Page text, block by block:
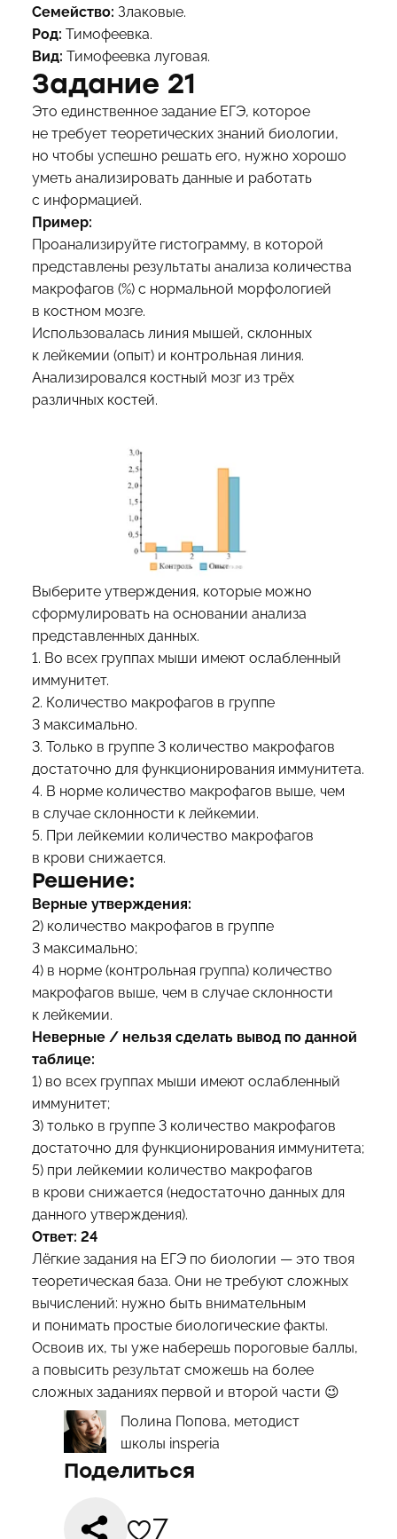
Семейство: Злаковые.
Род: Тимофеевка.
Вид: Тимофеевка луговая.
Задание 21
Это единственное задание ЕГЭ, которое
не требует теоретических знаний биологии,
но чтобы успешно решать его, нужно хорошо
уметь анализировать данные и работать
с информацией.
Пример:
Проанализируйте гистограмму, в которой
представлены результаты анализа количества
макрофагов (%) с нормальной морфологией
в костном мозге.
Использовалась линия мышей, склонных
к лейкемии (опыт) и контрольная линия.
Анализировался костный мозг из трёх
различных костей.
Выберите утверждения, которые можно
сформулировать на основании анализа
представленных данных.
1. Во всех группах мыши имеют ослабленный
иммунитет.
2. Количество макрофагов в группе
3 максимально.
3. Только в группе 3 количество макрофагов
достаточно для функционирования иммунитета.
4. В норме количество макрофагов выше, чем
в случае склонности к лейкемии.
5. При лейкемии количество макрофагов
в крови снижается.
Решение:
Верные утверждения:
2) количество макрофагов в группе
3 максимально;
4) в норме (контрольная группа) количество
макрофагов выше, чем в случае склонности
к лейкемии.
Неверные / нельзя сделать вывод по данной
таблице:
1) во всех группах мыши имеют ослабленный
иммунитет;
3) только в группе 3 количество макрофагов
достаточно для функционирования иммунитета;
5) при лейкемии количество макрофагов
в крови снижается (недостаточно данных для
данного утверждения).
Ответ: 24
Лёгкие задания на ЕГЭ по биологии — это твоя
теоретическая база. Они не требуют сложных
вычислений: нужно быть внимательным
и понимать простые биологические факты.
Освоив их, ты уже наберешь пороговые баллы,
а повысить результат сможешь на более
сложных заданиях первой и второй части 😉
Полина Попова, методист
школы insperia
Поделиться
7